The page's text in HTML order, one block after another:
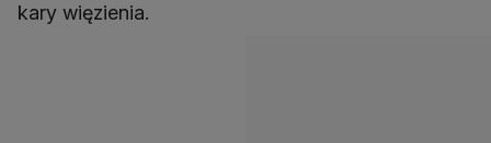
kary więzienia.